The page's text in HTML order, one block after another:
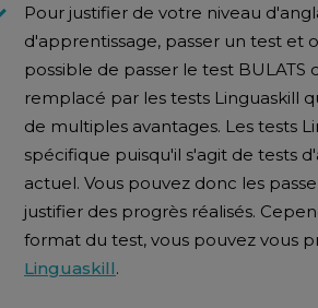
Pour justifier de votre niveau
d'apprentissage, passer un test et
possible de passer le test BULATS
remplacé par les tests Linguaskill
de multiples avantages. Les tests
spécifique puisqu'il s'agit de tests
actuel. Vous pouvez donc les
justifier des progrès réalisés.
format du test, vous pouvez vous
Linguaskill.